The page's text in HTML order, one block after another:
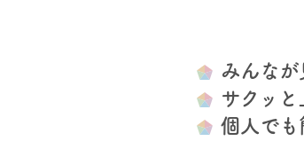
みんなが
サクッ
個人でも